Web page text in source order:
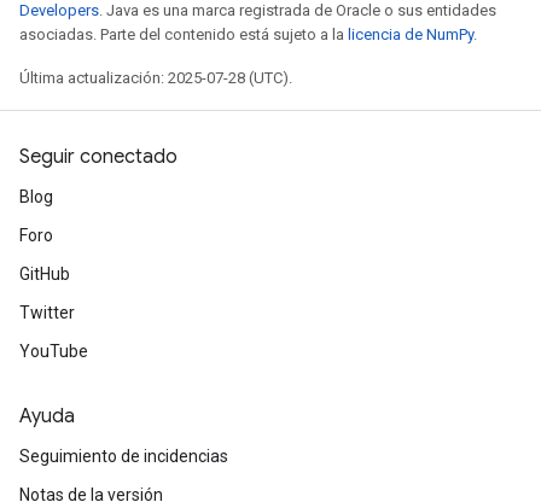
Developers. Java es una marca registrada de Oracle o sus entidades
asociadas. Parte del contenido está sujeto a la licencia de NumPy.
Última actualización: 2025-07-28 (UTC).
Seguir conectado
Blog
Foro
GitHub
Twitter
YouTube
Ayuda
Seguimiento de incidencias
Notas de la versión